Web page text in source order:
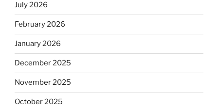
July 2026
February 2026
January 2026
December 2025
November 2025
October 2025